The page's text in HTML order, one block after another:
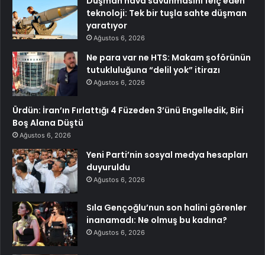
teknoloji: Tek bir tuşla sahte düşman
yaratıyor
Ağustos 6, 2026
Ne para var ne HTS: Makam şoförünün
tutukluluğuna “delil yok” itirazı
Ağustos 6, 2026
Ürdün: İran’ın Fırlattığı 4 Füzeden 3’ünü Engelledik, Biri
Boş Alana Düştü
Ağustos 6, 2026
Yeni Parti’nin sosyal medya hesapları
duyuruldu
Ağustos 6, 2026
Sıla Gençoğlu’nun son halini görenler
inanamadı: Ne olmuş bu kadına?
Ağustos 6, 2026